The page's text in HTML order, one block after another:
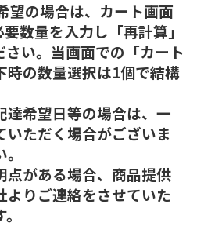
の場合は、カート画面
数量を入力し「再計算」
い。当画面での「カート
時の数量選択は1個で結構
希望日等の場合は、一
ただく場合がございま
がある場合、商品提供
りご連絡をさせていた